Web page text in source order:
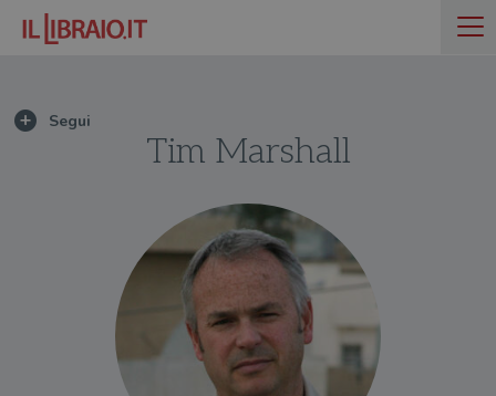
Tim Marshall